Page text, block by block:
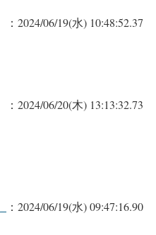
：2024/06/19(水) 10:48:52.37
：2024/06/20(木) 13:13:32.73
：2024/06/19(水) 09:47:16.90